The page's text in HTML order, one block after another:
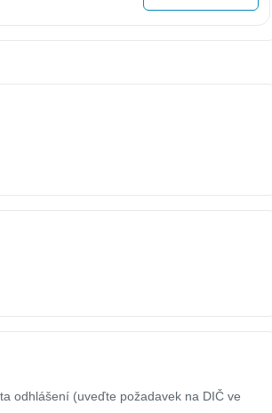
odhlášení (uveďte požadavek na DIČ ve